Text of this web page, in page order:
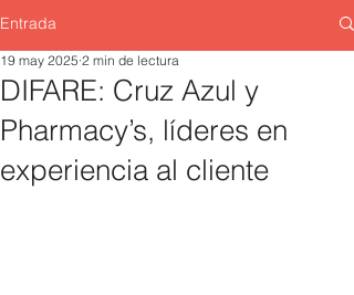
Entrada
DIFARE: Cruz Azul y
Pharmacy’s, líderes en
experiencia al cliente
19 may 2025 2 min de lectura